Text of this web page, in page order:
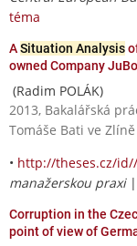
téma
ASituation Analysis
owned Company
(Radim POLÁK)
2013, Bakalářská
Tomáše Bati ve Zlíně
• http://theses.cz/
manažerskou praxi|
Corruption in the
point of view of